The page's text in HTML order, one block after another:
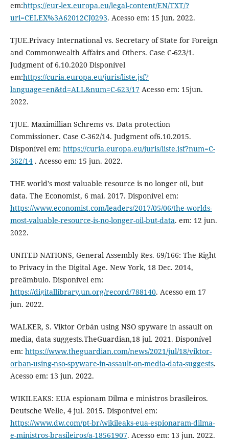
em:https://eur-lex.europa.eu/legal-content/EN/TXT/?
uri=CELEX%3A62012CJ0293. Acesso em: 15 jun. 2022.
TJUE.Privacy International vs. Secretary of State for Foreign
and Commonwealth Affairs and Others. Case C-623/1.
Judgment of 6.10.2020 Disponível
em:https://curia.europa.eu/juris/liste.jsf?
language=en&td=ALL&num=C-623/17Acesso em: 15jun.
2022.
TJUE. Maximillian Schrems vs. Data protection
Commissioner. Case C-362/14. Judgment of6.10.2015.
Disponível em: https://curia.europa.eu/juris/liste.jsf?num=C-
362/14. Acesso em: 15 jun. 2022.
THE world's most valuable resource is no longer oil, but
data. The Economist, 6 mai. 2017. Disponível em:
https://www.economist.com/leaders/2017/05/06/the-worlds-
most-valuable-resource-is-no-longer-oil-but-data. em: 12 jun.
2022.
UNITED NATIONS, General Assembly Res. 69/166: The Right
to Privacy in the Digital Age. New York, 18 Dec. 2014,
preâmbulo. Disponível em:
https://digitallibrary.un.org/record/788140. Acesso em 17
jun. 2022.
WALKER, S. Viktor Orbán using NSO spyware in assault on
media, data suggests.TheGuardian,18 jul. 2021. Disponível
em: https://www.theguardian.com/news/2021/jul/18/viktor-
orban-using-nso-spyware-in-assault-on-media-data-suggests.
Acesso em: 13 jun. 2022.
WIKILEAKS: EUA espionam Dilma e ministros brasileiros.
Deutsche Welle, 4 jul. 2015. Disponível em:
https://www.dw.com/pt-br/wikileaks-eua-espionaram-dilma-
e-ministros-brasileiros/a-18561907. Acesso em: 13 jun. 2022.